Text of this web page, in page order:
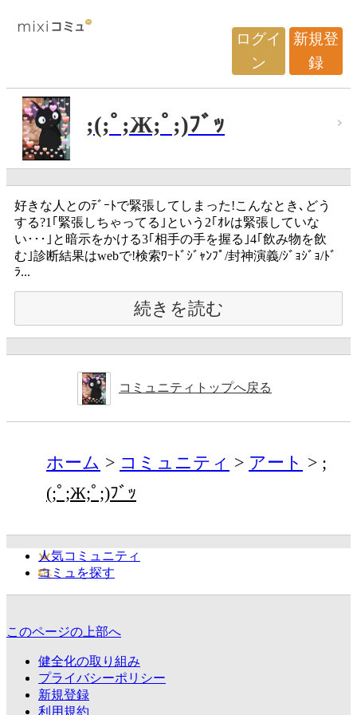
ログイ
ン
新規登
録
;(;ﾟ;Ж;ﾟ;)ﾌﾞｯ
好きな人とのﾃﾞｰﾄで緊張してしまった!こんなとき､どう
する?1｢緊張しちゃってる｣という2｢ｵﾚは緊張していな
い･･･｣と暗示をかける3｢相手の手を握る｣4｢飲み物を飲
む｣診断結果はwebで!検索ﾜｰﾄﾞｼﾞｬﾝﾌﾟ/封神演義/ｼﾞｮｼﾞｮ/ﾄﾞ
ﾗ...
続きを読む
コミュニティトップへ戻る
ホーム コミュニティ アート
;
(;ﾟ;Ж;ﾟ;)ﾌﾞｯ
人気コミュニティ
コミュを探す
このページの上部へ
健全化の取り組み
プライバシーポリシー
新規登録
利用規約